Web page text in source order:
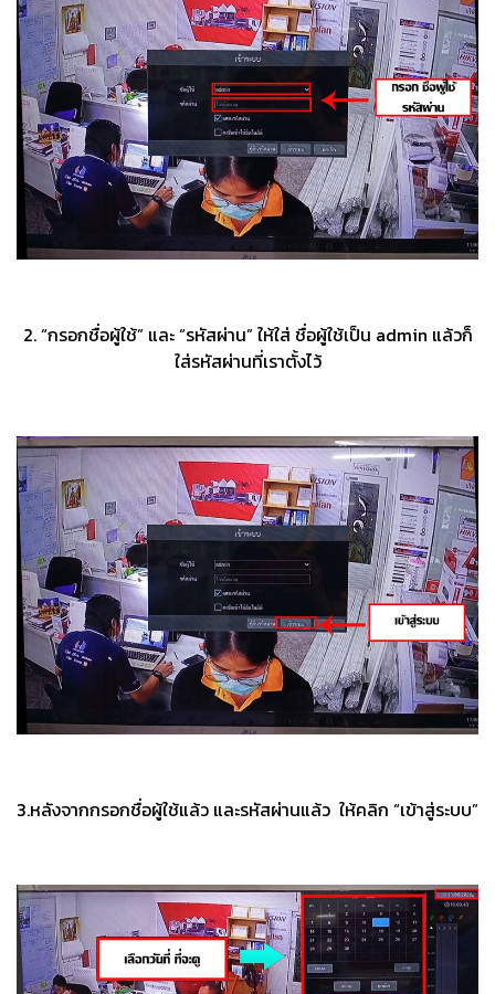
2. “กรอกชื่อผู้ใช้” และ “รหัสผ่าน” ให้ใส่ ชื่อผู้ใช้เป็น admin แล้วก็
ใส่รหัสผ่านที่เราตั้งไว้
3.หลังจากกรอกชื่อผู้ใช้แล้ว และรหัสผ่านแล้ว ให้คลิก “เข้าสู่ระบบ”